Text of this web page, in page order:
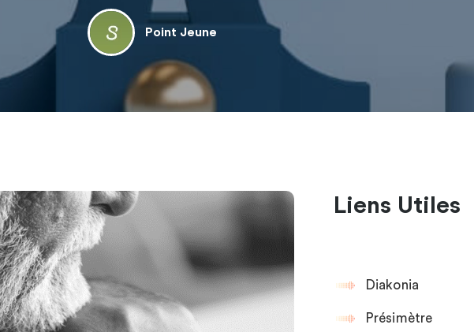
Point Jeune
Liens Utiles
Diakonia
Présimètre